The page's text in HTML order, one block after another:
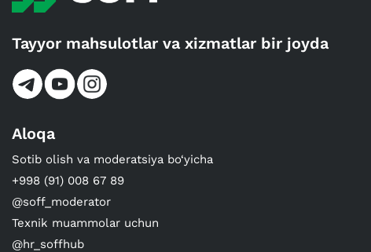
Tayyor mahsulotlar va xizmatlar bir joyda
Aloqa
Sotib olish va moderatsiya bo‘yicha
+998 (91) 008 67 89
@soff_moderator
Texnik muammolar uchun
@hr_soffhub